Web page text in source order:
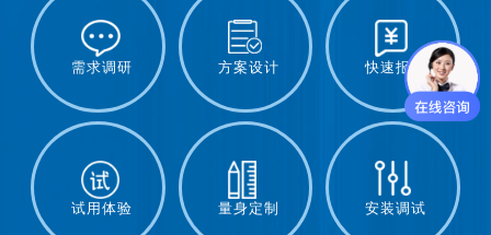
需求调研 方案设计 快速报价
试用体验 量身定制 安装调试